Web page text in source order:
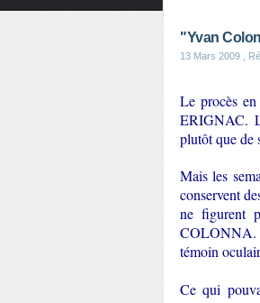
"Yvan
13 Mars 2009 ,
Le procès
ERIGNAC.
plutôt que de
Mais les
conservent
ne figurent
COLONNA.
témoin
Ce qui